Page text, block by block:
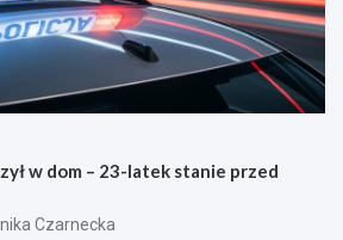
w dom – 23-latek stanie przed
Czarnecka